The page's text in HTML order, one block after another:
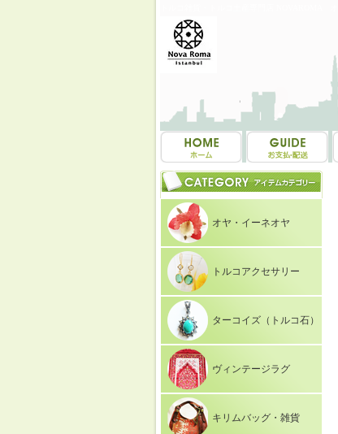
オヤ・イーネオヤ
トルコアクセサリー
ターコイズ（トルコ石）
ヴィンテージラグ
キリムバッグ・雑貨